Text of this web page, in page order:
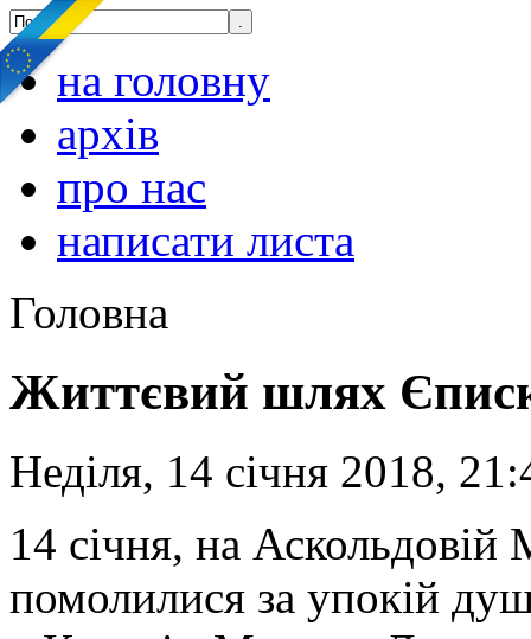
на головну
архів
про нас
написати листа
Головна
Життєвий шлях
Неділя, 14 січня 2018,
14 січня, на Аскольдовій
помолилися за упокій